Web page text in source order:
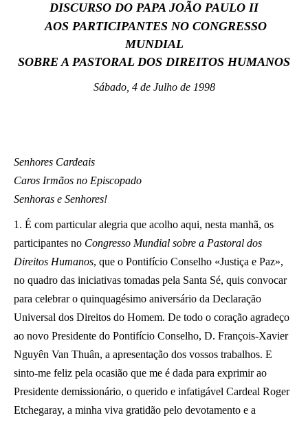
中文
DISCURSO DO PAPA JOÃO PAULO II
AOS PARTICIPANTES NO CONGRESSO
MUNDIAL
SOBRE A PASTORAL DOS DIREITOS HUMANOS
Sábado, 4 de Julho de 1998
Senhores Cardeais
Caros Irmãos no Episcopado
Senhoras e Senhores!
1. É com particular alegria que acolho aqui, nesta manhã, os
participantes no Congresso Mundial sobre a Pastoral dos
Direitos Humanos, que o Pontifício Conselho «Justiça e Paz»,
no quadro das iniciativas tomadas pela Santa Sé, quis convocar
para celebrar o quinquagésimo aniversário da Declaração
Universal dos Direitos do Homem. De todo o coração agradeço
ao novo Presidente do Pontifício Conselho, D. François-Xavier
Nguyên Van Thuân, a apresentação dos vossos trabalhos. E
sinto-me feliz pela ocasião que me é dada para exprimir ao
Presidente demissionário, o querido e infatigável Cardeal Roger
Etchegaray, a minha viva gratidão pelo devotamento e a